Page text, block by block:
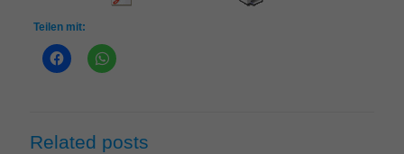
Teilen mit:
Related posts